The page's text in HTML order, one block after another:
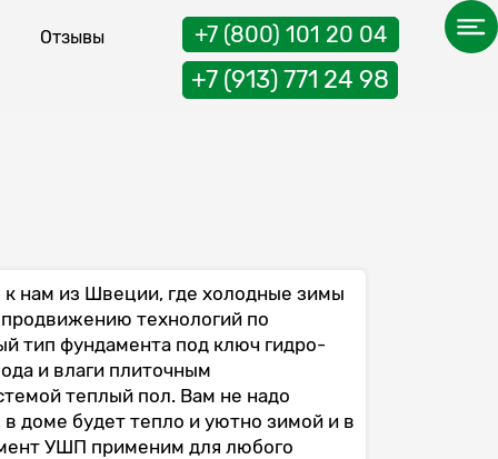
Отзывы +7 (800) 101 20 04
+7 (913) 771 24 98
нам из Швеции, где холодные зимы
технологий по
тип фундамента под ключ гидро-
и влаги плиточным
теплый пол. Вам не надо
в доме будет тепло и уютно зимой и в
УШП применим для любого